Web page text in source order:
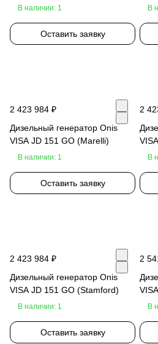
В наличии: 1
Оставить заявку
В
2 423 984 ₽
Дизельный генератор Onis
VISA JD 151 GO (Marelli)
В наличии: 1
Оставить заявку
2
В
2 423 984 ₽
Дизельный генератор Onis
VISA JD 151 GO (Stamford)
В наличии: 1
Оставить заявку
2
В